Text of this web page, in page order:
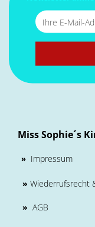
Miss Sophie´s
» Impressum
» Wiederrufsrecht
» AGB